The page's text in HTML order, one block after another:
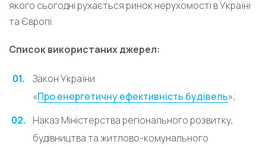
якого сьогодні рухається ринок нерухомості в Україні
та Європі.
Список використаних джерел:
Закон України
«Про енергетичну ефективність будівель»;
Наказ Міністерства регіонального розвитку,
будівництва та житлово-комунального